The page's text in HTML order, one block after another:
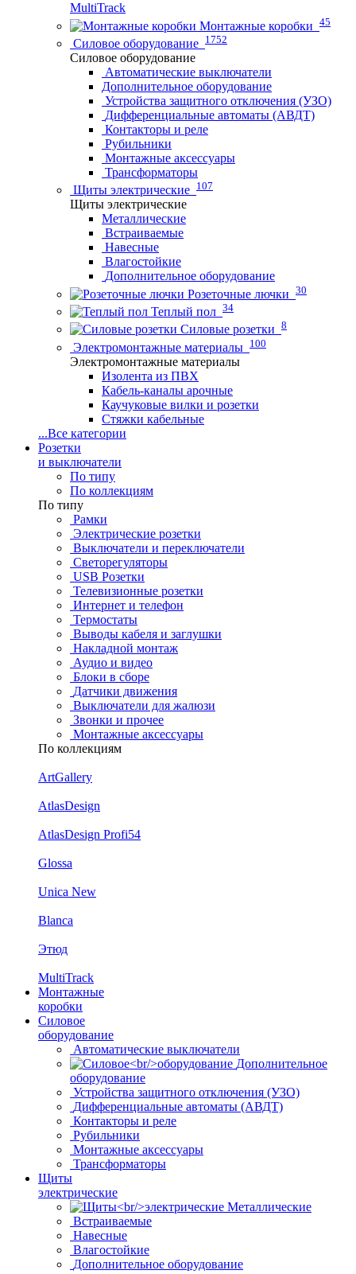
MultiTrack
Монтажные коробки 45
Силовое оборудование 1752
Силовое оборудование
Автоматические выключатели
Дополнительное оборудование
Устройства защитного отключения (УЗО)
Дифференциальные автоматы (АВДТ)
Контакторы и реле
Рубильники
Монтажные аксессуары
Трансформаторы
Щиты электрические 107
Щиты электрические
Металлические
Встраиваемые
Навесные
Влагостойкие
Дополнительное оборудование
Розеточные лючки 30
Теплый пол 34
Силовые розетки 8
Электромонтажные материалы 100
Электромонтажные материалы
Изолента из ПВХ
Кабель-каналы арочные
Каучуковые вилки и розетки
Стяжки кабельные
...Все категории
Розетки
и выключатели
По типу
По коллекциям
По типу
Рамки
Электрические розетки
Выключатели и переключатели
Светорегуляторы
USB Розетки
Телевизионные розетки
Интернет и телефон
Термостаты
Выводы кабеля и заглушки
Накладной монтаж
Аудио и видео
Блоки в сборе
Датчики движения
Выключатели для жалюзи
Звонки и прочее
Монтажные аксессуары
По коллекциям
ArtGallery
AtlasDesign
AtlasDesign Profi54
Glossa
Unica New
Blanca
Этюд
MultiTrack
Монтажные
коробки
Силовое
оборудование
Автоматические выключатели
Дополнительное
оборудование
Устройства защитного отключения (УЗО)
Дифференциальные автоматы (АВДТ)
Контакторы и реле
Рубильники
Монтажные аксессуары
Трансформаторы
Щиты
электрические
Металлические
Встраиваемые
Навесные
Влагостойкие
Дополнительное оборудование